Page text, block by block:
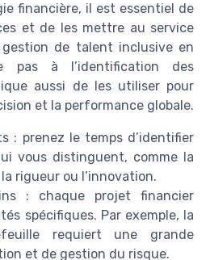
financière, il est essentiel de
et de les mettre au service
de talent inclusive en
pas à l’identification des
aussi de les utiliser pour
et la performance globale.
: prenez le temps d’identifier
vous distinguent, comme la
rigueur ou l’innovation.
: chaque projet financier
spécifiques. Par exemple, la
requiert une grande
et de gestion du risque.